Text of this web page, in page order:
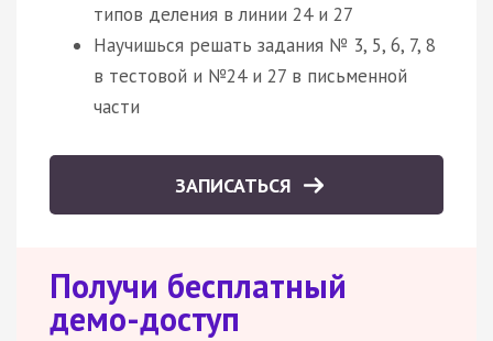
типов деления в линии 24 и 27
Научишься решать задания № 3, 5, 6, 7, 8
в тестовой и №24 и 27 в письменной
части
ЗАПИСАТЬСЯ
Получи бесплатный
демо-доступ